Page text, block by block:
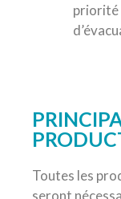
priorité
Toutes les
seront